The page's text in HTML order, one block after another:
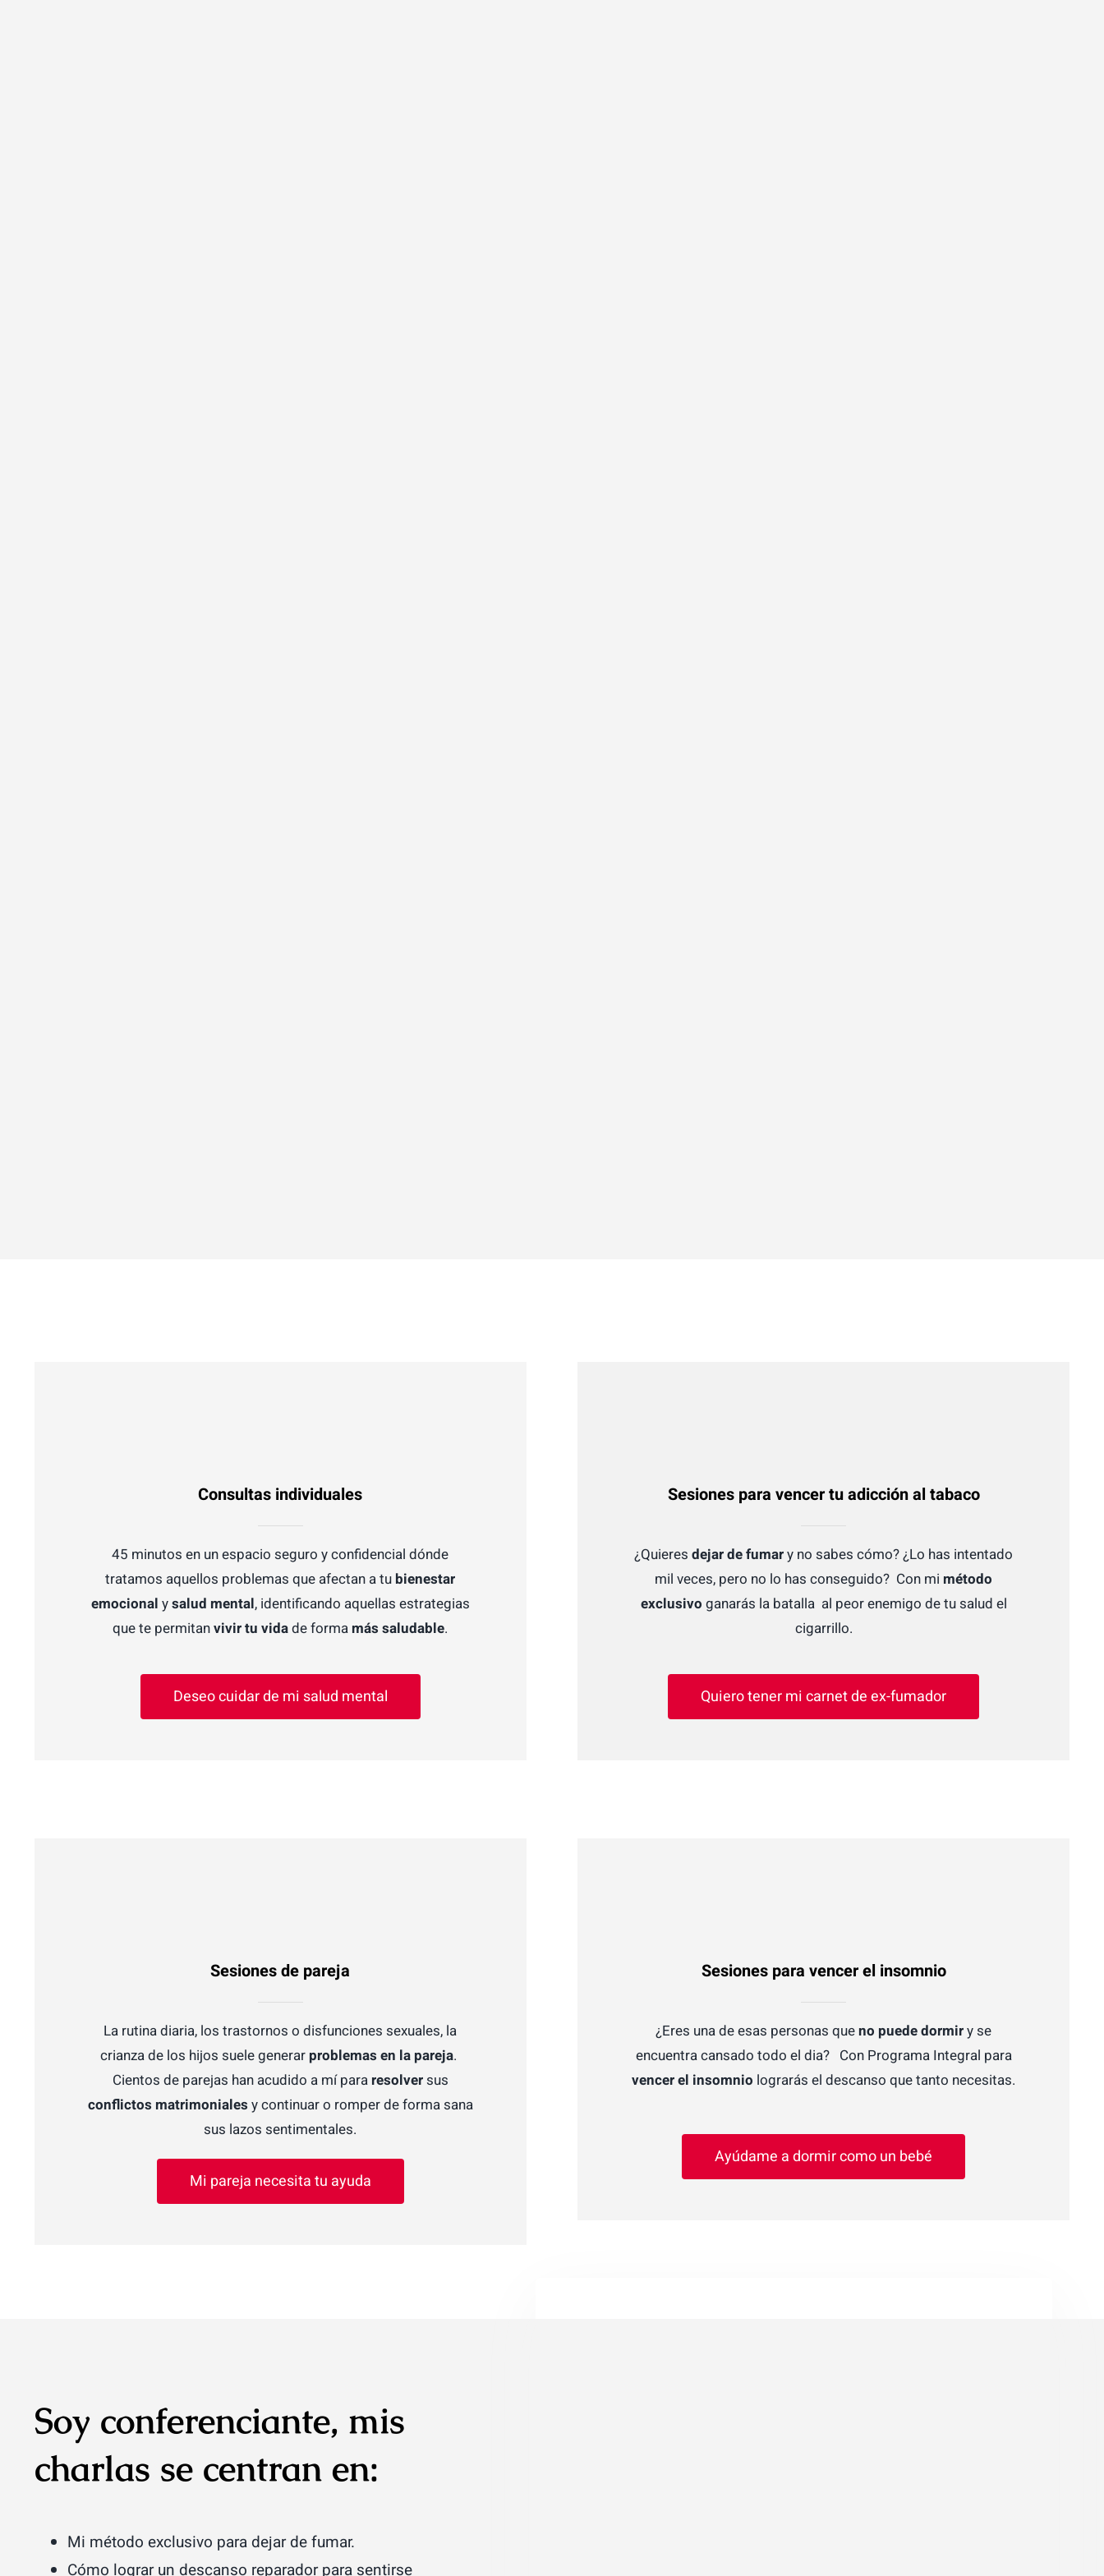
Consultas individuales
45 minutos en un espacio seguro y confidencial dónde
tratamos aquellos problemas que afectan a tu bienestar
emocional ysalud mental, identificando aquellas estrategias
que te permitanvivir tu vidade forma más saludable.
Deseo cuidar de mi salud mental
Sesiones para vencer tu adicción al tabaco
¿Quieresdejar de fumary no sabes cómo? ¿Lo has intentado
mil veces, pero no lo has conseguido? Con mi método
exclusivo ganarás la batalla al peor enemigo de tu salud el
cigarrillo.
Quiero tener mi carnet de ex-fumador
Sesiones de pareja
La rutina diaria, los trastornos o disfunciones sexuales, la
crianza de los hijos suele generar problemas en la pareja.
Cientos de parejas han acudido a mí para resolversus
conflictos matrimoniales y continuar o romper de forma sana
sus lazos sentimentales.
Mi pareja necesita tu ayuda
Sesiones para vencer el insomnio
¿Eres una de esas personas queno puede dormiry se
encuentra cansado todo el dia? Con Programa Integral para
vencer el insomnio lograrás el descanso que tanto necesitas.
Ayúdame a dormir como un bebé
Soy conferenciante, mis
charlas se centran en:
Mi método exclusivo para dejar de fumar.
Cómo lograr un descanso reparador para sentirse